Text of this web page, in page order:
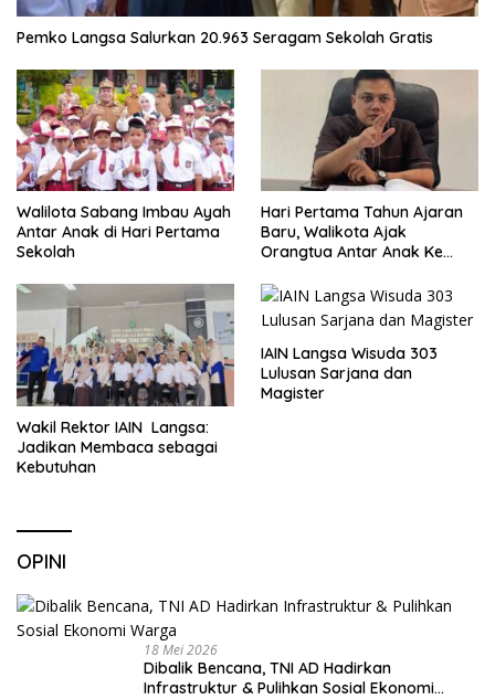
Pemko Langsa Salurkan 20.963 Seragam Sekolah Gratis
Walilota Sabang Imbau Ayah
Antar Anak di Hari Pertama
Sekolah
Hari Pertama Tahun Ajaran
Baru, Walikota Ajak
Orangtua Antar Anak Ke
Wakil Rektor IAIN Langsa:
Jadikan Membaca sebagai
Kebutuhan
IAIN Langsa Wisuda 303
Lulusan Sarjana dan
Magister
OPINI
18 Mei 2026
Dibalik Bencana, TNI AD Hadirkan
Infrastruktur & Pulihkan Sosial Ekonomi